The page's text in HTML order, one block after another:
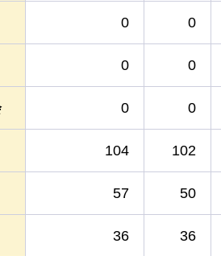
0 0
0 0
0 0
104 102
57 50
36 36